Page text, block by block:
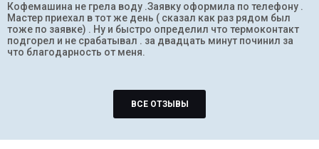
Кофемашина не грела воду .Заявку оформила по телефону .
Мастер приехал в тот же день ( сказал как раз рядом был
тоже по заявке) . Ну и быстро определил что термоконтакт
подгорел и не срабатывал . за двадцать минут починил за
что благодарность от меня.
ВСЕ ОТЗЫВЫ